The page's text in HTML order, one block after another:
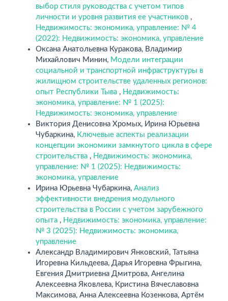
выбор стиля руководства с учетом типов
личности и уровня развития ее участников ,
Недвижимость: экономика, управление: № 4
(2022): Недвижимость: экономика, управление
Оксана Анатольевна Куракова, Владимир
Михайлович Минин, Модели интеграции
социальной и транспортной инфраструктуры в
жилищном строительстве удаленных регионов:
опыт Республики Тыва , Недвижимость:
экономика, управление: № 1 (2025):
Недвижимость: экономика, управление
Виктория Денисовна Хромых, Ирина Юрьевна
Чубаркина, Ключевые аспекты реализации
концепции экономики замкнутого цикла в сфере
строительства , Недвижимость: экономика,
управление: № 1 (2025): Недвижимость:
экономика, управление
Ирина Юрьевна Чубаркина, Анализ
эффективности внедрения модульного
строительства в России с учетом зарубежного
опыта , Недвижимость: экономика, управление:
№ 3 (2025): Недвижимость: экономика,
управление
Александр Владимирович Янковский, Татьяна
Игоревна Кильдеева, Дарья Игоревна Фрыгина,
Евгения Дмитриевна Дмитрова, Ангелина
Алексеевна Яковлева, Кристина Вячеславовна
Максимова, Анна Алексеевна Козенкова, Артём